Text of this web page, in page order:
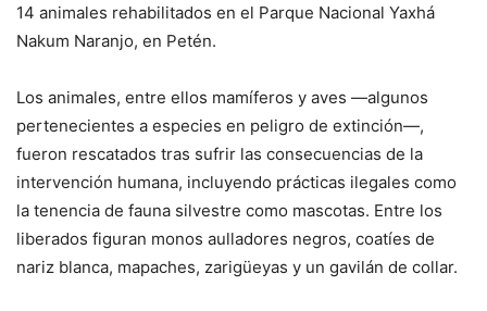
14 animales rehabilitados en el Parque Nacional Yaxhá
Nakum Naranjo, en Petén.
Los animales, entre ellos mamíferos y aves —algunos
pertenecientes a especies en peligro de extinción—,
fueron rescatados tras sufrir las consecuencias de la
intervención humana, incluyendo prácticas ilegales como
la tenencia de fauna silvestre como mascotas. Entre los
liberados figuran monos aulladores negros, coatíes de
nariz blanca, mapaches, zarigüeyas y un gavilán de collar.